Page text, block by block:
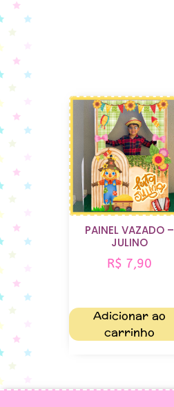
PAINEL VAZADO –
JULINO
R$ 7,90
Adicionar ao
carrinho